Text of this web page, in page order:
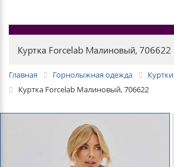
Куртка Forcelab Малиновый, 706622
Главная Горнолыжная одежда
Куртки
Куртка Forcelab Малиновый, 706622